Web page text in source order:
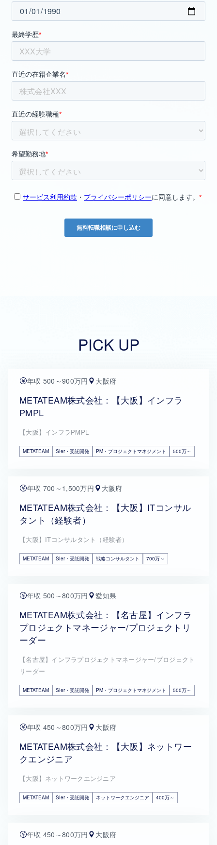
PICK UP
年収 500～900万円 大阪府
METATEAM株式会社：【大阪】インフラ
PMPL
【大阪】インフラPMPL
METATEAM SIer・受託開発 PM・プロジェクトマネジメント 500万～
年収 700～1,500万円 大阪府
METATEAM株式会社：【大阪】ITコンサル
タント（経験者）
【大阪】ITコンサルタント（経験者）
METATEAM SIer・受託開発 戦略コンサルタント 700万～
年収 500～800万円 愛知県
METATEAM株式会社：【名古屋】インフラ
プロジェクトマネージャー/プロジェクトリ
ーダー
【名古屋】インフラプロジェクトマネージャー/プロジェクト
リーダー
METATEAM SIer・受託開発 PM・プロジェクトマネジメント 500万～
年収 450～800万円 大阪府
METATEAM株式会社：【大阪】ネットワー
クエンジニア
【大阪】ネットワークエンジニア
METATEAM SIer・受託開発 ネットワークエンジニア 400万～
年収 450～800万円 大阪府